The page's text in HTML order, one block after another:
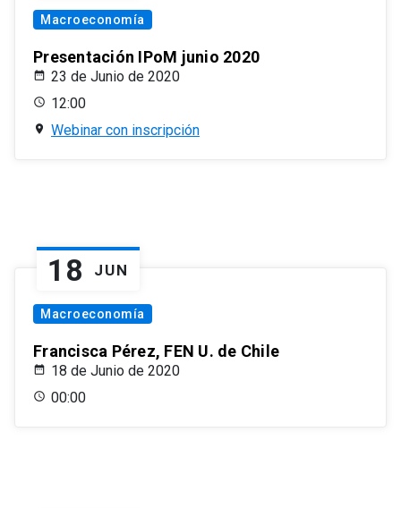
Macroeconomía
Presentación IPoM junio 2020
23 de Junio de 2020
12:00
Webinar con inscripción
18 JUN
Macroeconomía
Francisca Pérez, FEN U. de Chile
18 de Junio de 2020
00:00